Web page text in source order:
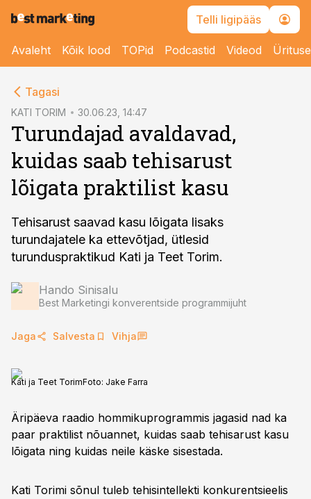
Telli ligipääs
Avaleht Kõik lood TOPid Podcastid Videod
Tagasi
KATI TORIM 30.06.23, 14:47
Turundajad avaldavad,
kuidas saab tehisarust
lõigata praktilist kasu
Tehisarust saavad kasu lõigata lisaks
turundajatele ka ettevõtjad, ütlesid
turunduspraktikud Kati ja Teet Torim.
Hando Sinisalu
Best Marketingi konverentside programmijuht
Jaga Salvesta Vihja
Kati ja Teet TorimFoto: Jake Farra
Äripäeva raadio hommikuprogrammis jagasid nad ka
paar praktilist nõuannet, kuidas saab tehisarust kasu
lõigata ning kuidas neile käske sisestada.
Kati Torimi sõnul tuleb tehisintellekti konkurentsieelis